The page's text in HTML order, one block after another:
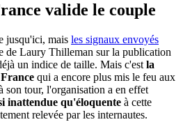
valide le couple
jusqu'ici, mais les signaux envoyés
de Laury Thilleman sur la publication
un indice de taille. Mais c'est la
qui a encore plus mis le feu aux
son tour, l'organisation a en effet
inattendue qu'éloquente à cette
relevée par les internautes.